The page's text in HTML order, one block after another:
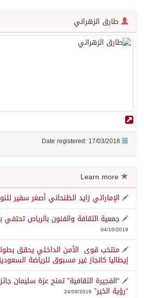
طارق الزهراني
الإماراتي زايد الظنحاني أصغر سفير
جمعية الثقافة والفنون بالرياص تحتفي
04/10/2019
منتخب قوى الأمن الداخلي يحقق
إيطاليا كانجاز غير مسبوق للرياضة
“الفجيرة الثقافية” تمنح عزة سليمان
“رؤية الخير” 24/09/2019